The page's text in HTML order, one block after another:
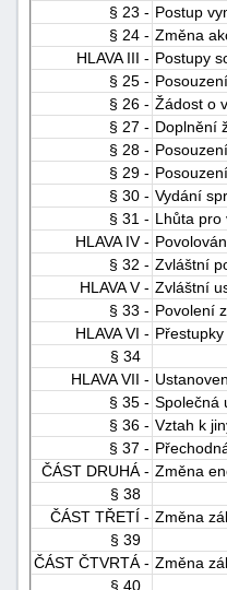
§ 23 - Postup
§ 24 - Změna
HLAVA III - Postupy
§ 25 -
§ 26 - Žádost o
§ 27 - Doplnění
§ 28 -
§ 29 -
§ 30 - Vydání
§ 31 - Lhůta pro
HLAVA IV -
§ 32 - Zvláštní
HLAVA V - Zvláštní
§ 33 - Povolení
HLAVA VI - Přestupky
§ 34
HLAVA VII -
§ 35 - Společná
§ 36 - Vztah k
§ 37 -
ČÁST DRUHÁ - Změna
§ 38
ČÁST TŘETÍ - Změna
§ 39
ČÁST ČTVRTÁ - Změna
§ 40